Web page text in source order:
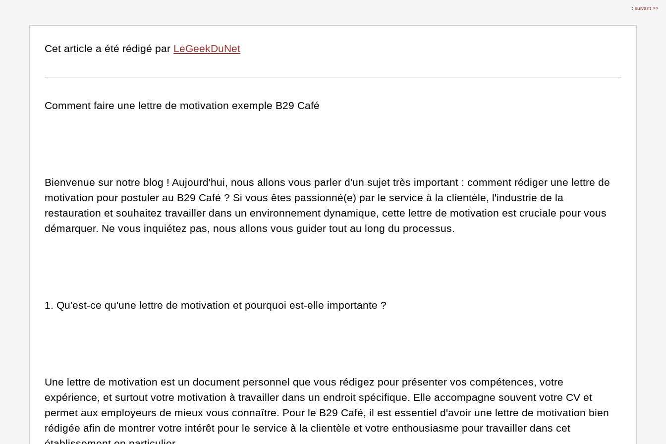
:: suivant >>
Cet article a été rédigé par LeGeekDuNet
Comment faire une lettre de motivation exemple B29 Café
Bienvenue sur notre blog ! Aujourd'hui, nous allons vous parler d'un sujet très important : comment rédiger une lettre de
motivation pour postuler au B29 Café ? Si vous êtes passionné(e) par le service à la clientèle, l'industrie de la
restauration et souhaitez travailler dans un environnement dynamique, cette lettre de motivation est cruciale pour vous
démarquer. Ne vous inquiétez pas, nous allons vous guider tout au long du processus.
1. Qu'est-ce qu'une lettre de motivation et pourquoi est-elle importante ?
Une lettre de motivation est un document personnel que vous rédigez pour présenter vos compétences, votre
expérience, et surtout votre motivation à travailler dans un endroit spécifique. Elle accompagne souvent votre CV et
permet aux employeurs de mieux vous connaître. Pour le B29 Café, il est essentiel d'avoir une lettre de motivation bien
rédigée afin de montrer votre intérêt pour le service à la clientèle et votre enthousiasme pour travailler dans cet